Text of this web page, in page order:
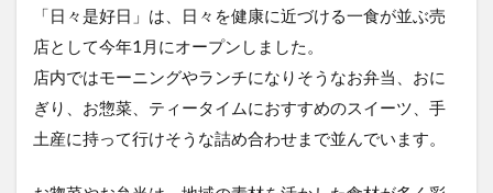
「日々是好日」は、日々を健康に近づける一食が並ぶ売
店として今年1月にオープンしました。
店内ではモーニングやランチになりそうなお弁当、おに
ぎり、お惣菜、ティータイムにおすすめのスイーツ、手
土産に持って行けそうな詰め合わせまで並んでいます。